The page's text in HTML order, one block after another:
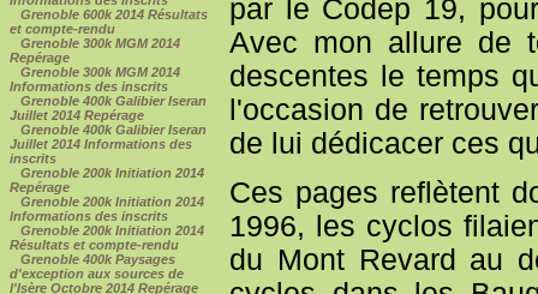
Grenoble 600k 2014 Résultats
et compte-rendu
Grenoble 300k MGM 2014
Repérage
Grenoble 300k MGM 2014
Informations des inscrits
Grenoble 400k Galibier Iseran
Juillet 2014 Repérage
Grenoble 400k Galibier Iseran
Juillet 2014 Informations des
inscrits
Grenoble 200k Initiation 2014
Repérage
Grenoble 200k Initiation 2014
Informations des inscrits
Grenoble 200k Initiation 2014
Résultats et compte-rendu
Grenoble 400k Paysages
d'exception aux sources de
l'Isère Octobre 2014 Repérage
par le Codep 19,
Avec mon allure de
descentes le temps
l'occasion de
de lui dédicacer ces
Ces pages reflètent
1996, les cyclos
du Mont Revard au